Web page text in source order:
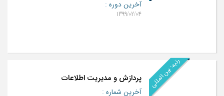
آخرین دوره :
1399/02/04
رتبه: بین المللی پردازش و مدیریت اطلاعات
آخرین شماره :